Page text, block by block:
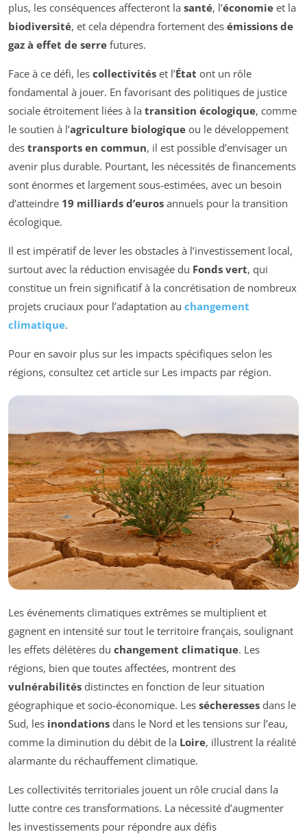
plus, les conséquences affecteront la santé, l’économie et la
biodiversité, et cela dépendra fortement des émissions de
gaz à effet de serre futures.
Face à ce défi, les collectivités et l’État ont un rôle
fondamental à jouer. En favorisant des politiques de justice
sociale étroitement liées à la transition écologique, comme
le soutien à l’agriculture biologique ou le développement
des transports en commun, il est possible d’envisager un
avenir plus durable. Pourtant, les nécessités de financements
sont énormes et largement sous-estimées, avec un besoin
d’atteindre 19 milliards d’euros annuels pour la transition
écologique.
Il est impératif de lever les obstacles à l’investissement local,
surtout avec la réduction envisagée du Fonds vert, qui
constitue un frein significatif à la concrétisation de nombreux
projets cruciaux pour l’adaptation au changement
climatique.
Pour en savoir plus sur les impacts spécifiques selon les
régions, consultez cet article sur Les impacts par région.
Les événements climatiques extrêmes se multiplient et
gagnent en intensité sur tout le territoire français, soulignant
les effets délétères du changement climatique. Les
régions, bien que toutes affectées, montrent des
vulnérabilités distinctes en fonction de leur situation
géographique et socio-économique. Les sécheresses dans le
Sud, les inondations dans le Nord et les tensions sur l’eau,
comme la diminution du débit de la Loire, illustrent la réalité
alarmante du réchauffement climatique.
Les collectivités territoriales jouent un rôle crucial dans la
lutte contre ces transformations. La nécessité d’augmenter
les investissements pour répondre aux défis